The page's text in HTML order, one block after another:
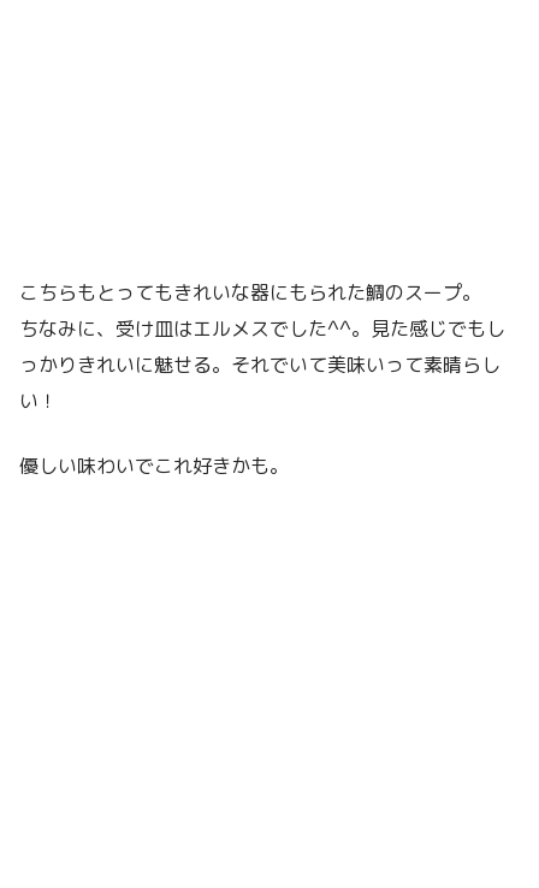
こちらもとってもきれいな器にもられた鯛のスープ。
ちなみに、受け皿はエルメスでした^^。見た感じでもし
っかりきれいに魅せる。それでいて美味いって素晴らし
い！
優しい味わいでこれ好きかも。